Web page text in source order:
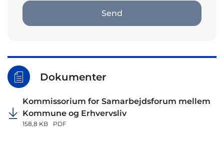
Send
Dokumenter
Kommissorium for Samarbejdsforum mellem
Kommune og Erhvervsliv
158,8 KB PDF